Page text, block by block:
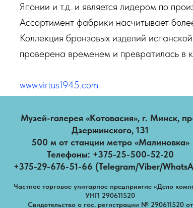
Японии и т.д. и является лидером по
Ассортимент фабрики насчитывает
Коллекция бронзовых изделий
проверена временем и превратилась в
www.virtus1945.com
Музей-галерея «Котовасия», г. Минск,
Дзержинского, 131
500 м от станции метро «Малиновка»
Телефоны: +375-25-500-52-20
+375-29-676-51-66 (Telegram/Viber/
Частное торговое унитарное предприятие «Дело
УНП 290611520
Свидетельство о гос. регистрации № 290611520 от